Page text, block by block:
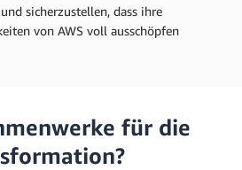
sicherzustellen, dass ihre
von AWS voll ausschöpfen
für die